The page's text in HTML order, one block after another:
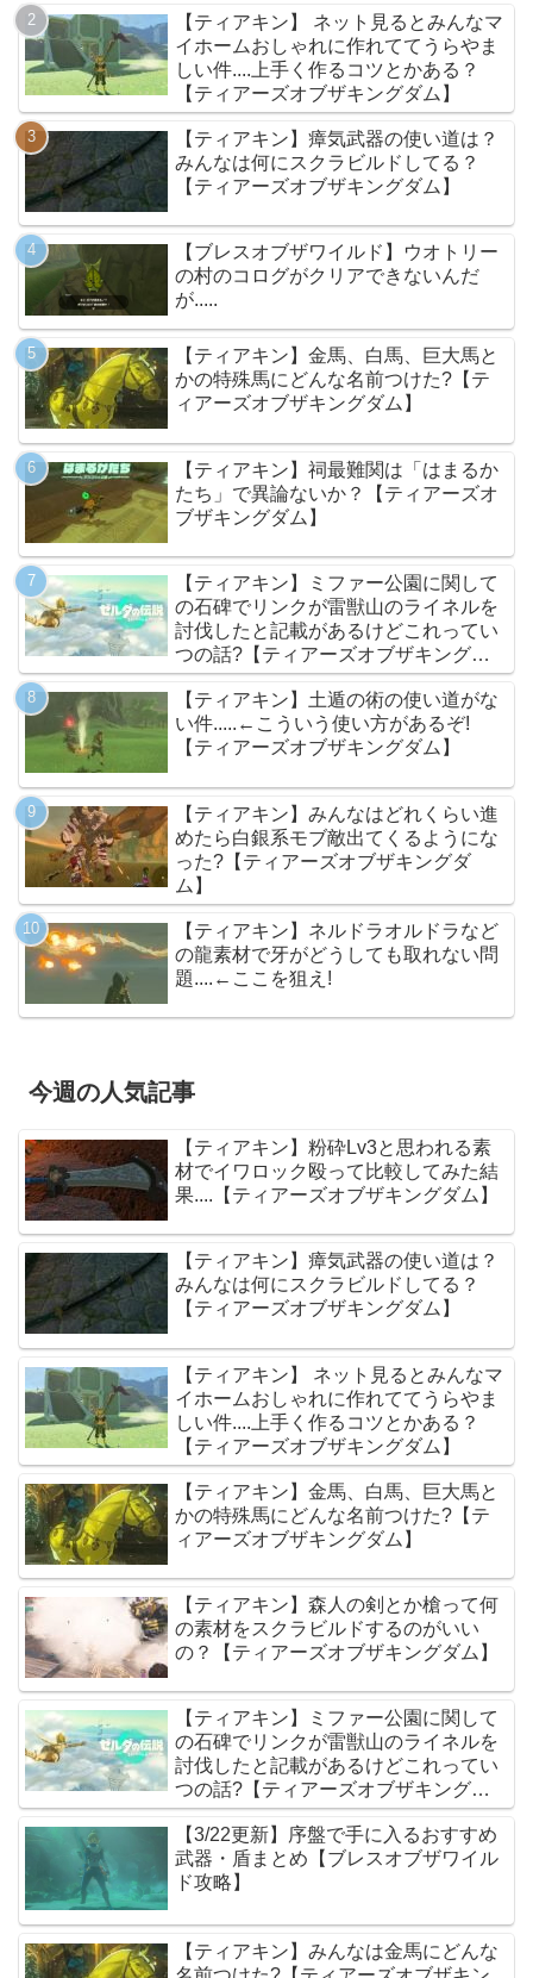
【ティアキン】 ネット見るとみんなマ
イホームおしゃれに作れててうらやま
しい件....上手く作るコツとかある？
【ティアーズオブザキングダム】
【ティアキン】瘴気武器の使い道は？
みんなは何にスクラビルドしてる？
【ティアーズオブザキングダム】
【ブレスオブザワイルド】ウオトリー
の村のコログがクリアできないんだ
が.....
【ティアキン】金馬、白馬、巨大馬と
かの特殊馬にどんな名前つけた?【テ
ィアーズオブザキングダム】
【ティアキン】祠最難関は「はまるか
たち」で異論ないか？【ティアーズオ
ブザキングダム】
【ティアキン】ミファー公園に関して
の石碑でリンクが雷獣山のライネルを
討伐したと記載があるけどこれってい
つの話?【ティアーズオブザキングダ
ム】
【ティアキン】土遁の術の使い道がな
い件.....←こういう使い方があるぞ!
【ティアーズオブザキングダム】
【ティアキン】みんなはどれくらい進
めたら白銀系モブ敵出てくるようにな
った?【ティアーズオブザキングダ
ム】
【ティアキン】ネルドラオルドラなど
の龍素材で牙がどうしても取れない問
題....←ここを狙え!
今週の人気記事
【ティアキン】粉砕Lv3と思われる素
材でイワロック殴って比較してみた結
果....【ティアーズオブザキングダム】
【ティアキン】瘴気武器の使い道は？
みんなは何にスクラビルドしてる？
【ティアーズオブザキングダム】
【ティアキン】 ネット見るとみんなマ
イホームおしゃれに作れててうらやま
しい件....上手く作るコツとかある？
【ティアーズオブザキングダム】
【ティアキン】金馬、白馬、巨大馬と
かの特殊馬にどんな名前つけた?【テ
ィアーズオブザキングダム】
【ティアキン】森人の剣とか槍って何
の素材をスクラビルドするのがいい
の？【ティアーズオブザキングダム】
【ティアキン】ミファー公園に関して
の石碑でリンクが雷獣山のライネルを
討伐したと記載があるけどこれってい
つの話?【ティアーズオブザキングダ
ム】
【3/22更新】序盤で手に入るおすすめ
武器・盾まとめ【ブレスオブザワイル
ド攻略】
【ティアキン】みんなは金馬にどんな